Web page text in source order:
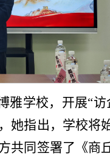
学校，开展“访
她指出，学校将
共同签署了《商